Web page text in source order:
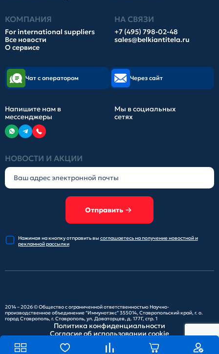
КОМПАНИЯ
For international suppliers
Все новости
О сервисе
НА СВЯЗИ
+7 (495) 798-02-48
sales@belkiantitela.ru
НОВОСТИ И АКЦИИ
Отправить
Нажимая на кнопку отправитьвы соглашаетесь на получениеновостной и
рекламной рассылки
Чат с оператором Через сайт
Напишите нам в
мессенджеры
Мы в социальных
сетях
2014 – 2026 ©Общество с ограниченной ответственностью Научно-
производственное объединение "Иммунотэкс"355014, Ставропольский край, г. о.
город Ставрополь, г. Ставрополь, ул. Доваторцев, д. 177Г, стр. 1
Политика конфиденциальности
Согласие об использовании cookie
Карта сайта